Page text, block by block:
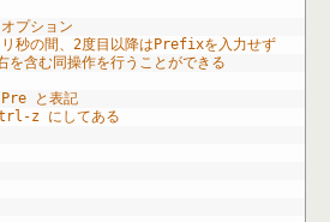
ション
秒の間、2度目以降はPrefixを入力せず
右を含む同操作を行うことができる
と表記
Ctrl-z にしてある